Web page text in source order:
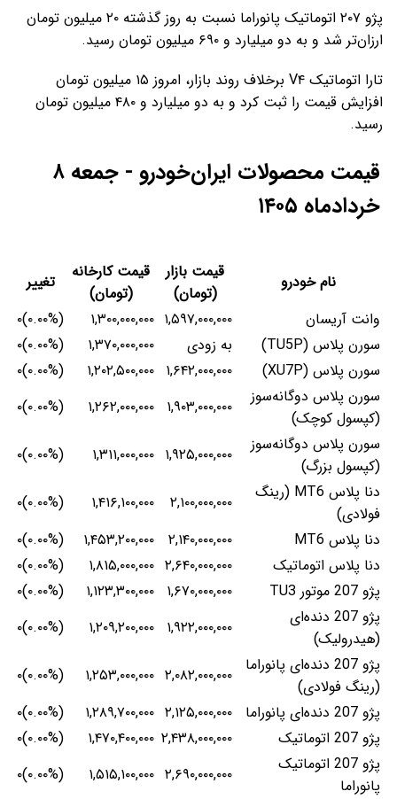
پژو ۲۰۷ اتوماتیک پانوراما نسبت به روز گذشته ۲۰ میلیون تومان
ارزان‌تر شد و به دو میلیارد و ۶۹۰ میلیون تومان رسید.
تارا اتوماتیک V۴ برخلاف روند بازار، امروز ۱۵ میلیون تومان
افزایش قیمت را ثبت کرد و به دو میلیارد و ۴۸۰ میلیون تومان
رسید.
قیمت محصولات ایران‌خودرو - جمعه ۸
خردادماه ۱۴۰۵
نام خودرو
قیمت بازار
(تومان)
قیمت کارخانه
(تومان)
تغییر
وانت آریسان
۱,۵۹۷,۰۰۰,۰۰۰ ۱,۳۰۰,۰۰۰,۰۰۰
(۰.۰۰%)۰
سورن پلاس (TU5P)
به زودی ۱,۳۷۰,۰۰۰,۰۰۰
(۰.۰۰%)۰
سورن پلاس (XU7P)
۱,۶۴۲,۰۰۰,۰۰۰ ۱,۲۰۲,۵۰۰,۰۰۰
(۰.۰۰%)۰
سورن پلاس دوگانه‌سوز
(کپسول کوچک)
۱,۹۰۳,۰۰۰,۰۰۰ ۱,۲۶۲,۰۰۰,۰۰۰
(۰.۰۰%)۰
سورن پلاس دوگانه‌سوز
(کپسول بزرگ)
۱,۹۲۵,۰۰۰,۰۰۰ ۱,۳۱۱,۰۰۰,۰۰۰
(۰.۰۰%)۰
دنا پلاس MT6 (رینگ
فولادی)
۲,۱۰۰,۰۰۰,۰۰۰ ۱,۴۱۶,۱۰۰,۰۰۰
(۰.۰۰%)۰
دنا پلاس MT6
۲,۱۴۰,۰۰۰,۰۰۰ ۱,۴۵۳,۲۰۰,۰۰۰
(۰.۰۰%)۰
دنا پلاس اتوماتیک
۲,۶۴۰,۰۰۰,۰۰۰ ۱,۸۱۵,۰۰۰,۰۰۰
(۰.۰۰%)۰
پژو 207 موتور TU3
۱,۶۷۰,۰۰۰,۰۰۰ ۱,۱۲۳,۳۰۰,۰۰۰
(۰.۰۰%)۰
پژو 207 دنده‌ای
(هیدرولیک)
۱,۹۲۲,۰۰۰,۰۰۰ ۱,۲۰۹,۲۰۰,۰۰۰
(۰.۰۰%)۰
پژو 207 دنده‌ای پانوراما
(رینگ فولادی)
۲,۰۸۲,۰۰۰,۰۰۰ ۱,۲۵۳,۰۰۰,۰۰۰
(۰.۰۰%)۰
پژو 207 دنده‌ای پانوراما
۲,۱۲۵,۰۰۰,۰۰۰ ۱,۲۸۹,۷۰۰,۰۰۰
(۰.۰۰%)۰
پژو 207 اتوماتیک
۲,۴۳۸,۰۰۰,۰۰۰ ۱,۴۷۰,۴۰۰,۰۰۰
(۰.۰۰%)۰
پژو 207 اتوماتیک
پانوراما
۲,۶۹۰,۰۰۰,۰۰۰ ۱,۵۱۵,۱۰۰,۰۰۰
(۰.۰۰%)۰